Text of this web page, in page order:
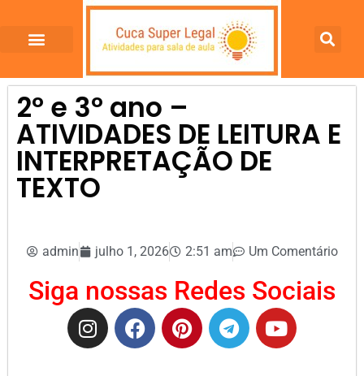
2º e 3º ano –
ATIVIDADES DE LEITURA E
INTERPRETAÇÃO DE
TEXTO
admin julho 1, 2026 2:51 am Um Comentário
Siga nossas Redes Sociais